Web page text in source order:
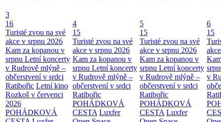
3
16
Turisté zvou na své
akce v srpnu 2026
Kam za kopanou v
srpnu Letní koncerty
v Rudrově mlýně –
občerstvení v srdci
Ratibořic Letní kino
Rozkoš v červenci
2026
POHÁDKOVÁ
4
15
Turisté zvou na své
akce v srpnu 2026
Kam za kopanou v
srpnu Letní koncerty
v Rudrově mlýně –
občerstvení v srdci
Ratibořic
POHÁDKOVÁ
CESTA Luxfer
5
15
Turisté zvou na své
akce v srpnu 2026
Kam za kopanou v
srpnu Letní koncerty
v Rudrově mlýně –
občerstvení v srdci
Ratibořic
POHÁDKOVÁ
CESTA Luxfer
6
15
v